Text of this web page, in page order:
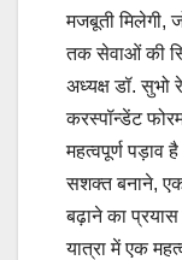
मजबूती मिलेगी,
तक सेवाओं की
अध्यक्ष डॉ.
करस्‍पॉन्‍डेंट
महत्वपूर्ण पड़ाव
सशक्त बनाने,
बढ़ाने का
यात्रा में एक